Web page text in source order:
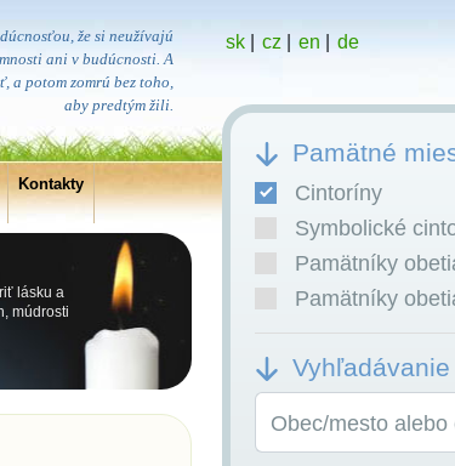
že si neužívajú
ani v budúcnosti. A
a potom zomrú bez toho,
aby predtým žili.
Kontakty
lásku a
múdrosti
sk| cz en de
Pamätné
Cintoríny
Symbolické
Pamätníky
Pamätníky
Vyhľadávanie
Obec/mesto alebo